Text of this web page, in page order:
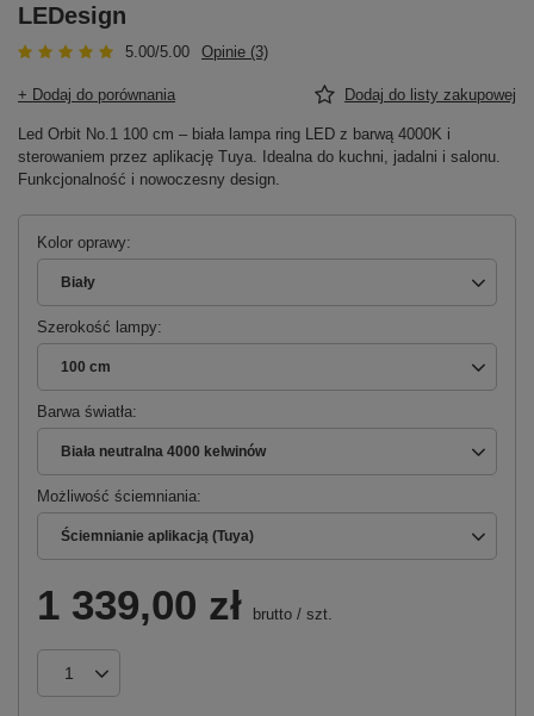
LEDesign
5.00/5.00 Opinie (3)
+ Dodaj do porównania Dodaj do listy zakupowej
Led Orbit No.1 100 cm – biała lampa ring LED z barwą 4000K i
sterowaniem przez aplikację Tuya. Idealna do kuchni, jadalni i salonu.
Funkcjonalność i nowoczesny design.
Kolor oprawy
Biały
Szerokość lampy
100 cm
Barwa światła
Biała neutralna 4000 kelwinów
Możliwość ściemniania
Ściemnianie aplikacją (Tuya)
1 339,00 zł brutto / szt.